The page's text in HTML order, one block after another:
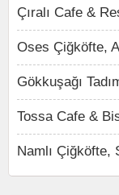
Çıralı Cafe &
Oses Çiğköfte,
Gökkuşağı
Tossa Cafe &
Namlı Çiğköfte,